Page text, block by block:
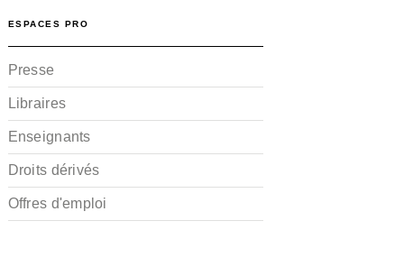
ESPACES PRO
Presse
Libraires
Enseignants
Droits dérivés
Offres d'emploi